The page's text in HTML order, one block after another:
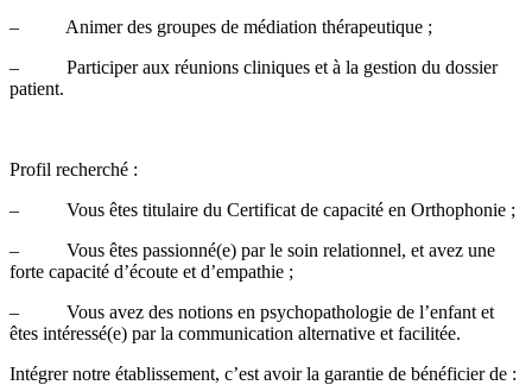
– Animer des groupes de médiation thérapeutique ;
– Participer aux réunions cliniques et à la gestion du dossier
patient.
Profil recherché :
– Vous êtes titulaire du Certificat de capacité en Orthophonie ;
– Vous êtes passionné(e) par le soin relationnel, et avez une
forte capacité d’écoute et d’empathie ;
– Vous avez des notions en psychopathologie de l’enfant et
êtes intéressé(e) par la communication alternative et facilitée.
Intégrer notre établissement, c’est avoir la garantie de bénéficier de :